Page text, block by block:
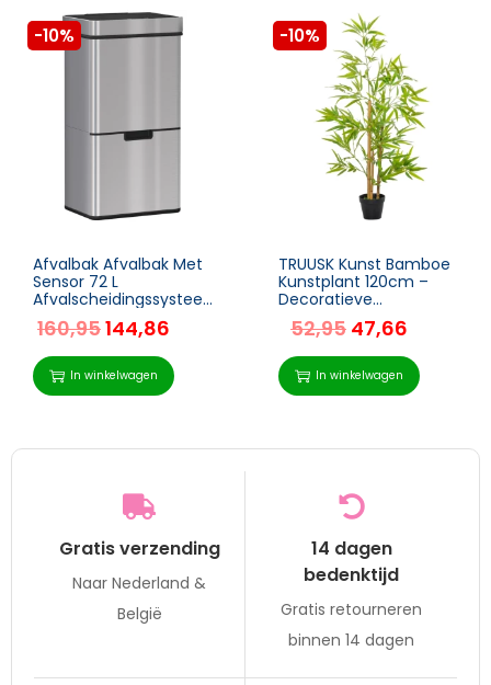
-10%
Afvalbak Afvalbak Met
Sensor 72 L
Afvalscheidingssystee
m 3 Compartimenten
RVS Zilver 42 X 30 X 81
Cm
160,95144,86
In winkelwagen
-10%
TRUUSK Kunst Bamboe
Kunstplant 120cm –
Decoratieve
Kunstboom in Pot –
Realistische
Boomdecoratie –
Interieur Kunstplanten
52,95 47,66
In winkelwagen
Gratis verzending
Naar Nederland &
België
14 dagen
bedenktijd
Gratis retourneren
binnen 14 dagen